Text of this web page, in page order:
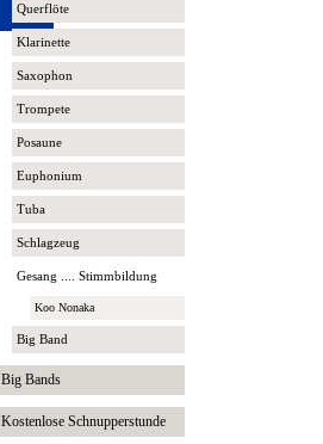
Querflöte
Klarinette
Saxophon
Trompete
Posaune
Euphonium
Tuba
Schlagzeug
Gesang .... Stimmbildung
Koo Nonaka
Big Band
Big Bands
Kostenlose Schnupperstunde